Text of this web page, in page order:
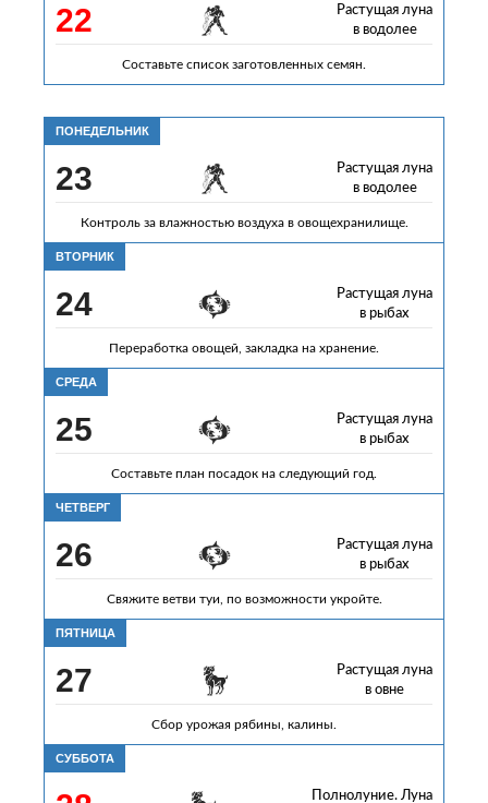
22
Растущая луна
в водолее
Составьте список заготовленных семян.
ПОНЕДЕЛЬНИК
23
Растущая луна
в водолее
Контроль за влажностью воздуха в овощехранилище.
ВТОРНИК
24
Растущая луна
в рыбах
Переработка овощей, закладка на хранение.
СРЕДА
25
Растущая луна
в рыбах
Составьте план посадок на следующий год.
ЧЕТВЕРГ
26
Растущая луна
в рыбах
Свяжите ветви туи, по возможности укройте.
ПЯТНИЦА
27
Растущая луна
в овне
Сбор урожая рябины, калины.
СУББОТА
Полнолуние. Луна